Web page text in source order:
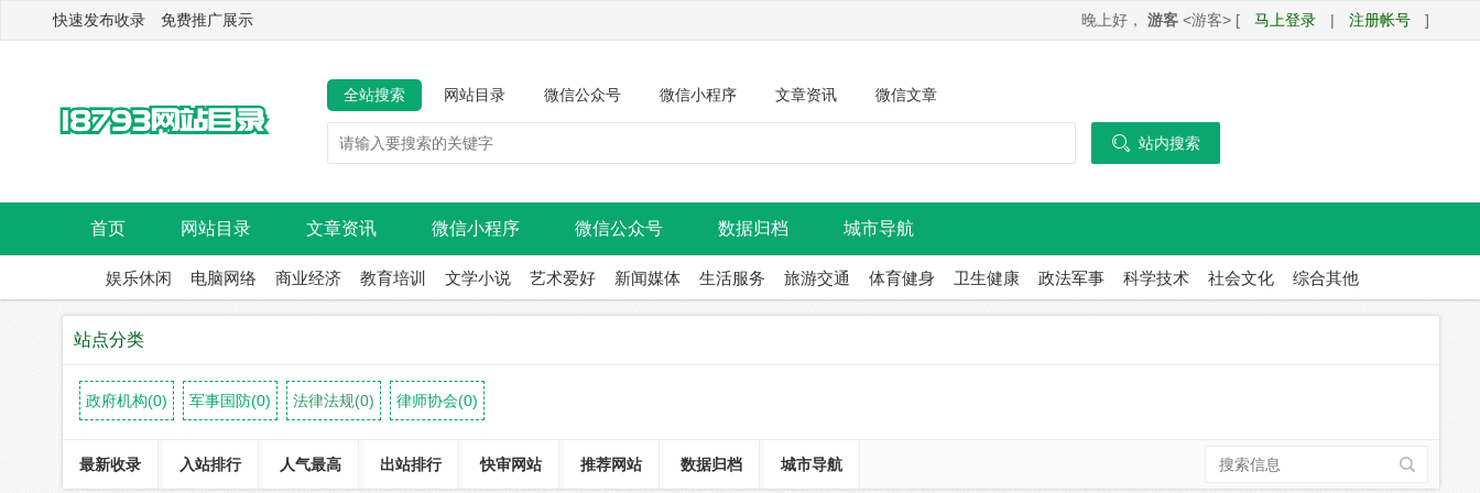
快速发布收录 免费推广展示 晚上好， 游客 <游客> [ 马上登录 | 注册帐号 ]
全站搜索 网站目录 微信公众号 微信小程序 文章资讯 微信文章
 站内搜索
首页 网站目录 文章资讯 微信小程序 微信公众号 数据归档 城市导航
娱乐休闲 电脑网络 商业经济 教育培训 文学小说 艺术爱好 新闻媒体 生活服务 旅游交通 体育健身 卫生健康 政法军事 科学技术 社会文化 综合其他
站点分类
政府机构(0) 军事国防(0) 法律法规(0) 律师协会(0)
最新收录 入站排行 人气最高 出站排行 快审网站 推荐网站 数据归档 城市导航